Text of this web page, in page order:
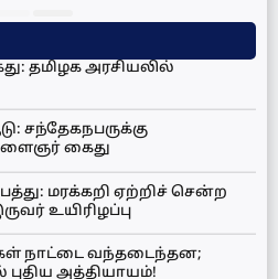
தமிழக அரசியலில்
சந்தேகநபருக்கு
கைது
மரக்கறி ஏற்றிச் சென்ற
உயிரிழப்பு
நாட்டை வந்தடைந்தன;
அத்தியாயம்!